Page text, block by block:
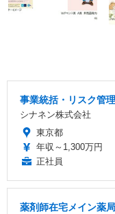
事業統括・リスク管
シナネン株式会社
東京都
年収～1,300万円
正社員
薬剤師在宅メイン薬